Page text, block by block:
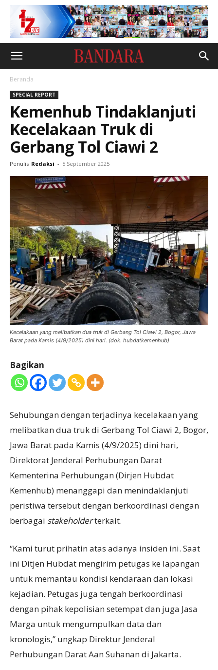
Beranda
SPECIAL REPORT
Kemenhub Tindaklanjuti
Kecelakaan Truk di
Gerbang Tol Ciawi 2
Penulis Redaksi - 5 September 2025
Kecelakaan yang melibatkan dua truk di Gerbang Tol Ciawi 2, Bogor, Jawa
Barat pada Kamis (4/9/2025) dini hari. (dok. hubdatkemenhub)
Bagikan
Sehubungan dengan terjadinya kecelakaan yang
melibatkan dua truk di Gerbang Tol Ciawi 2, Bogor,
Jawa Barat pada Kamis (4/9/2025) dini hari,
Direktorat Jenderal Perhubungan Darat
Kementerina Perhubungan (Dirjen Hubdat
Kemenhub) menanggapi dan menindaklanjuti
peristiwa tersebut dengan berkoordinasi dengan
berbagai stakeholderterkait.
“Kami turut prihatin atas adanya insiden ini. Saat
ini Ditjen Hubdat mengirim petugas ke lapangan
untuk memantau kondisi kendaraan dan lokasi
kejadian. Petugas juga tengah berkoordinasi
dengan pihak kepolisian setempat dan juga Jasa
Marga untuk mengumpulkan data dan
kronologis,” ungkap Direktur Jenderal
Perhubungan Darat Aan Suhanan di Jakarta.